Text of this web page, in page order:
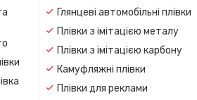
Глянцеві автомобільні плівки
Плівки з імітацією металу
Плівки з імітацією карбону
Камуфляжні плівки
Плівки для реклами